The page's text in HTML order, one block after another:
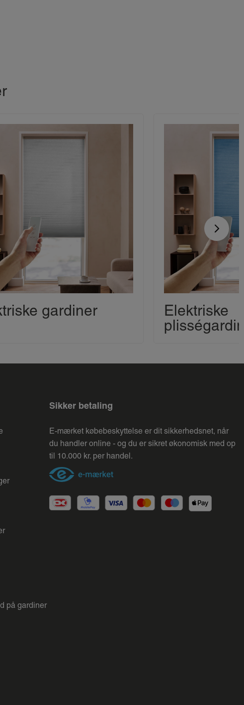
gardiner
Elektriske
på gardiner
Sikker betaling
E-mærket købebeskyttelse er dit sikkerhedsnet, når
du handler online - og du er sikret økonomisk med op
til 10.000 kr. per handel.